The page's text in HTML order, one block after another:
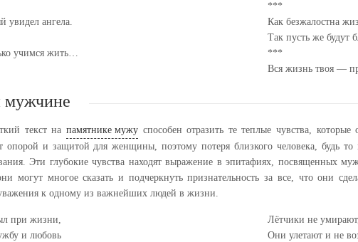
увидел ангела.
учимся жить…
***
Как безжалостна
Так пусть же будут
***
Вся жизнь твоя —
мужчине
текст на памятнике мужу способен отразить те теплые чувства,
и защитой для женщины, поэтому потеря близкого человека, будь
Эти глубокие чувства находят выражение в эпитафиях, посвященных
могут многое сказать и подчеркнуть признательность за все, что они
уважения к одному из важнейших людей в жизни.
при жизни,
и любовь
Лётчики не
Они улетают и не